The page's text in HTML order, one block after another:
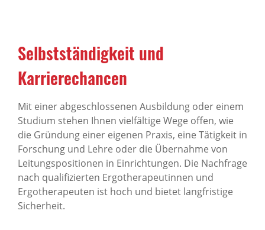
Selbstständigkeit und
Karrierechancen
Mit einer abgeschlossenen Ausbildung oder einem
Studium stehen Ihnen vielfältige Wege offen, wie
die Gründung einer eigenen Praxis, eine Tätigkeit in
Forschung und Lehre oder die Übernahme von
Leitungspositionen in Einrichtungen. Die Nachfrage
nach qualifizierten Ergotherapeutinnen und
Ergotherapeuten ist hoch und bietet langfristige
Sicherheit.